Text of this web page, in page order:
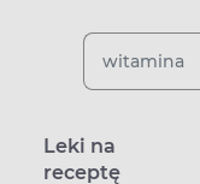
Leki na
receptę